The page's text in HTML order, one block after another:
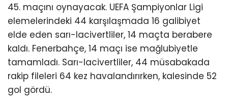
45. maçını oynayacak. UEFA Şampiyonlar Ligi
elemelerindeki 44 karşılaşmada 16 galibiyet
elde eden sarı-lacivertliler, 14 maçta berabere
kaldı. Fenerbahçe, 14 maçı ise mağlubiyetle
tamamladı. Sarı-lacivertliler, 44 müsabakada
rakip fileleri 64 kez havalandırırken, kalesinde 52
gol gördü.